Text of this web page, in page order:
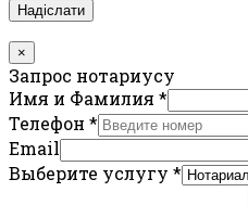
Надіслати
×
Запрос нотариусу
Имя и Фамилия *
Телефон *
Email
Выберите услугу *